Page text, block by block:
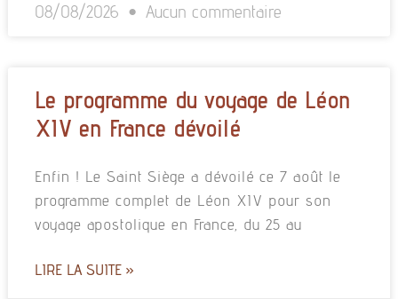
08/08/2026 Aucun commentaire
Le programme du voyage de Léon
XIV en France dévoilé
Enfin ! Le Saint Siège a dévoilé ce 7 août le
programme complet de Léon XIV pour son
voyage apostolique en France, du 25 au
LIRE LA SUITE »